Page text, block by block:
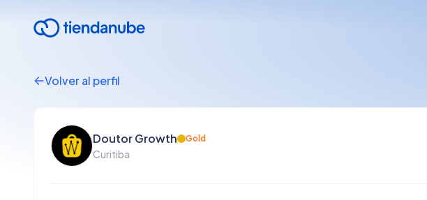
Volver al perfil
Doutor Growth Gold
Curitiba